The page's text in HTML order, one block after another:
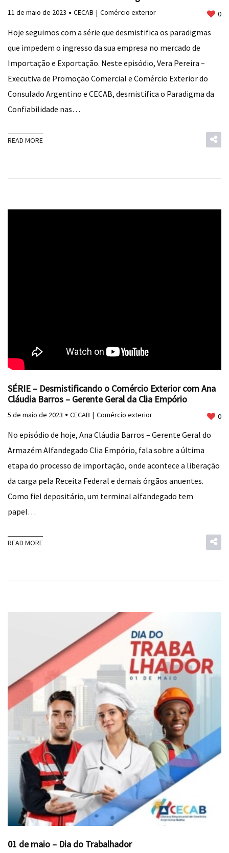
11 de maio de 2023 CECAB Comércio exterior 0
Hoje seguimos com a série que desmistifica os paradigmas
que impedem o ingresso da sua empresa no mercado de
Importação e Exportação. Neste episódio, Vera Pereira –
Executiva de Promoção Comercial e Comércio Exterior do
Consulado Argentino e CECAB, desmistifica o Paradigma da
Confiabilidade nas…
READ MORE
SÉRIE – Desmistificando o Comércio Exterior com Ana
Cláudia Barros – Gerente Geral da Clia Empório
5 de maio de 2023 CECAB Comércio exterior 0
No episódio de hoje, Ana Cláudia Barros – Gerente Geral do
Armazém Alfandegado Clia Empório, fala sobre a última
etapa do processo de importação, onde acontece a liberação
da carga pela Receita Federal e demais órgãos anuentes.
Como fiel depositário, um terminal alfandegado tem
papel…
READ MORE
01 de maio – Dia do Trabalhador